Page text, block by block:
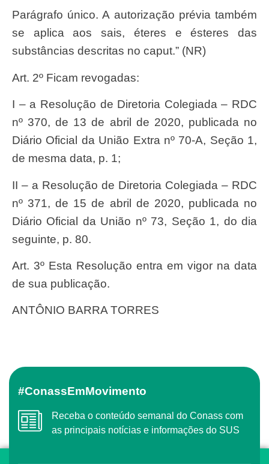
Parágrafo único. A autorização prévia também
se aplica aos sais, éteres e ésteres das
substâncias descritas no caput.” (NR)
Art. 2º Ficam revogadas:
I – a Resolução de Diretoria Colegiada – RDC
nº 370, de 13 de abril de 2020, publicada no
Diário Oficial da União Extra nº 70-A, Seção 1,
de mesma data, p. 1;
II – a Resolução de Diretoria Colegiada – RDC
nº 371, de 15 de abril de 2020, publicada no
Diário Oficial da União nº 73, Seção 1, do dia
seguinte, p. 80.
Art. 3º Esta Resolução entra em vigor na data
de sua publicação.
ANTÔNIO BARRA TORRES
#ConassEmMovimento
Receba o conteúdo semanal do Conass com
as principais notícias e informações do SUS